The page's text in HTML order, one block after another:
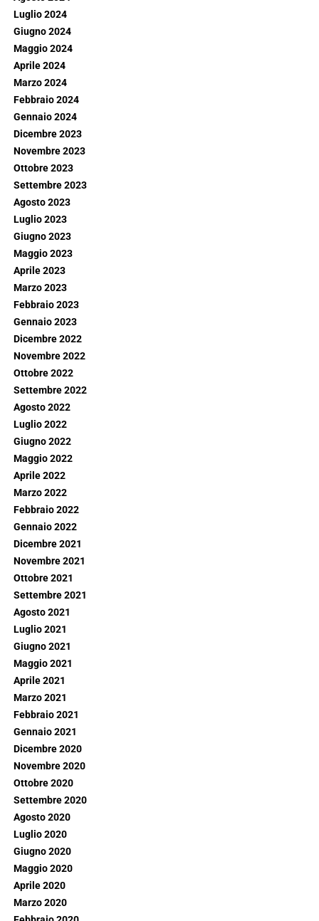
Luglio 2024
Giugno 2024
Maggio 2024
Aprile 2024
Marzo 2024
Febbraio 2024
Gennaio 2024
Dicembre 2023
Novembre 2023
Ottobre 2023
Settembre 2023
Agosto 2023
Luglio 2023
Giugno 2023
Maggio 2023
Aprile 2023
Marzo 2023
Febbraio 2023
Gennaio 2023
Dicembre 2022
Novembre 2022
Ottobre 2022
Settembre 2022
Agosto 2022
Luglio 2022
Giugno 2022
Maggio 2022
Aprile 2022
Marzo 2022
Febbraio 2022
Gennaio 2022
Dicembre 2021
Novembre 2021
Ottobre 2021
Settembre 2021
Agosto 2021
Luglio 2021
Giugno 2021
Maggio 2021
Aprile 2021
Marzo 2021
Febbraio 2021
Gennaio 2021
Dicembre 2020
Novembre 2020
Ottobre 2020
Settembre 2020
Agosto 2020
Luglio 2020
Giugno 2020
Maggio 2020
Aprile 2020
Marzo 2020